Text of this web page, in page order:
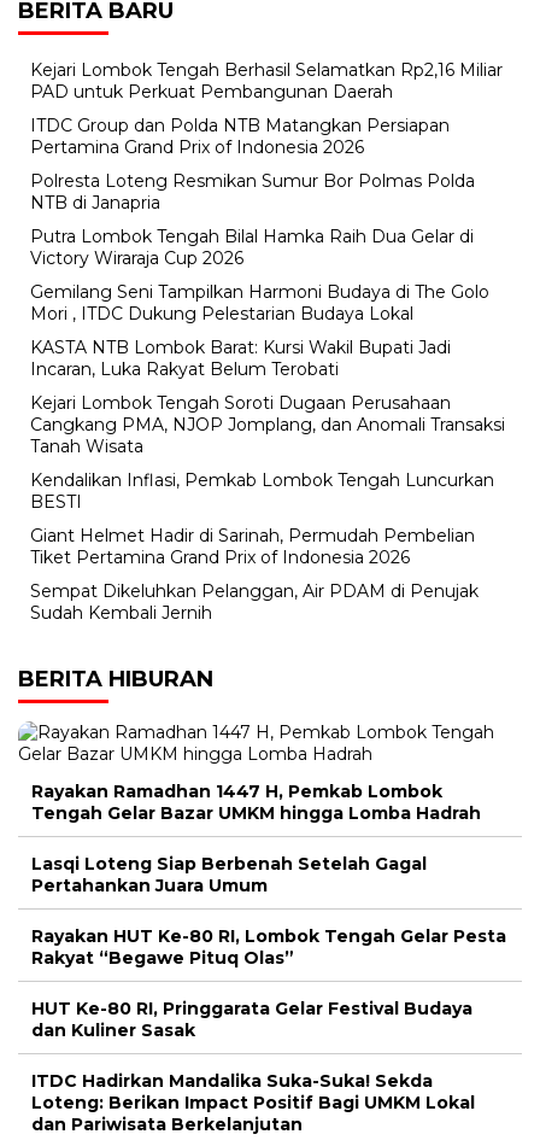
BERITA BARU
Kejari Lombok Tengah Berhasil Selamatkan Rp2,16 Miliar
PAD untuk Perkuat Pembangunan Daerah
ITDC Group dan Polda NTB Matangkan Persiapan
Pertamina Grand Prix of Indonesia 2026
Polresta Loteng Resmikan Sumur Bor Polmas Polda
NTB di Janapria
Putra Lombok Tengah Bilal Hamka Raih Dua Gelar di
Victory Wiraraja Cup 2026
Gemilang Seni Tampilkan Harmoni Budaya di The Golo
Mori , ITDC Dukung Pelestarian Budaya Lokal
KASTA NTB Lombok Barat: Kursi Wakil Bupati Jadi
Incaran, Luka Rakyat Belum Terobati
Kejari Lombok Tengah Soroti Dugaan Perusahaan
Cangkang PMA, NJOP Jomplang, dan Anomali Transaksi
Tanah Wisata
Kendalikan Inflasi, Pemkab Lombok Tengah Luncurkan
BESTI
Giant Helmet Hadir di Sarinah, Permudah Pembelian
Tiket Pertamina Grand Prix of Indonesia 2026
Sempat Dikeluhkan Pelanggan, Air PDAM di Penujak
Sudah Kembali Jernih
BERITA HIBURAN
Rayakan Ramadhan 1447 H, Pemkab Lombok
Tengah Gelar Bazar UMKM hingga Lomba Hadrah
Lasqi Loteng Siap Berbenah Setelah Gagal
Pertahankan Juara Umum
Rayakan HUT Ke-80 RI, Lombok Tengah Gelar Pesta
Rakyat “Begawe Pituq Olas”
HUT Ke-80 RI, Pringgarata Gelar Festival Budaya
dan Kuliner Sasak
ITDC Hadirkan Mandalika Suka-Suka! Sekda
Loteng: Berikan Impact Positif Bagi UMKM Lokal
dan Pariwisata Berkelanjutan